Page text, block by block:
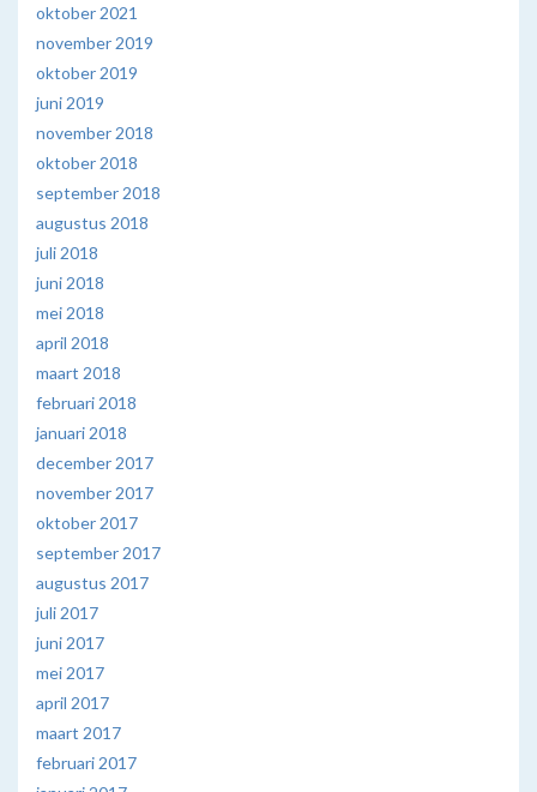
oktober 2021
november 2019
oktober 2019
juni 2019
november 2018
oktober 2018
september 2018
augustus 2018
juli 2018
juni 2018
mei 2018
april 2018
maart 2018
februari 2018
januari 2018
december 2017
november 2017
oktober 2017
september 2017
augustus 2017
juli 2017
juni 2017
mei 2017
april 2017
maart 2017
februari 2017